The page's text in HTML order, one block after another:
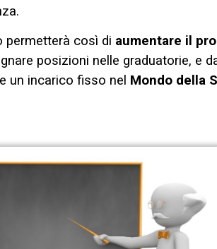
permetterà così di aumentare il
posizioni nelle graduatorie, e
un incarico fisso nel Mondo della